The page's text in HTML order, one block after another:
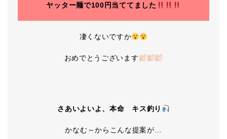
ヤッター麺で100円当ててました
凄くないですか
おめでとうございます
さあいよいよ、本命 キス釣り
かなむ～からこんな提案が…